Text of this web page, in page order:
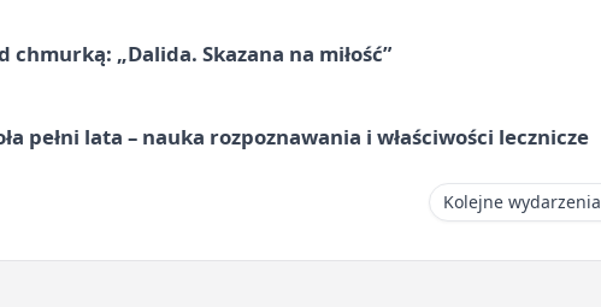
„Dalida. Skazana na miłość”
pełni lata – nauka rozpoznawania i właściwości lecznicze
Kolejne wydarzenia